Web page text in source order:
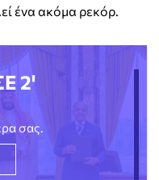
ένα ακόμα ρεκόρ.
2'
σας.